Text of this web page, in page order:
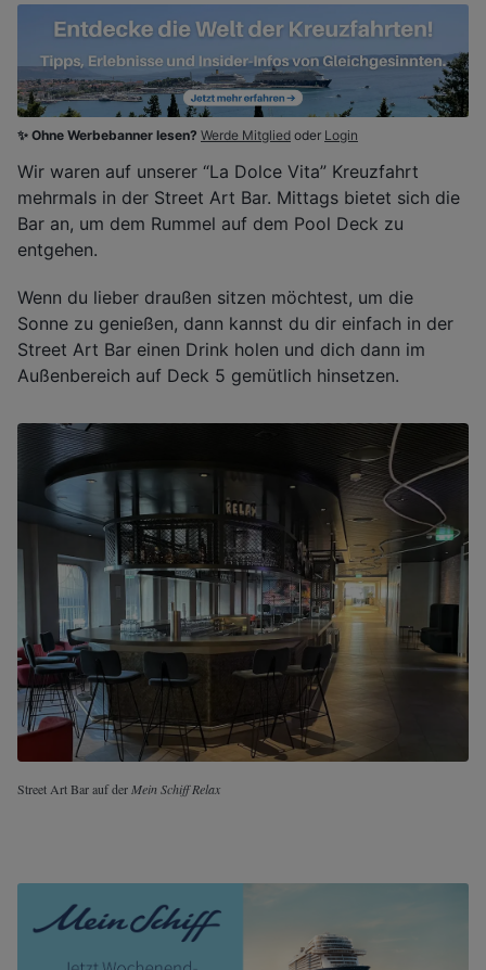
✨ Ohne Werbebanner lesen? Werde Mitglied oder Login
Wir waren auf unserer “La Dolce Vita” Kreuzfahrt
mehrmals in der Street Art Bar. Mittags bietet sich die
Bar an, um dem Rummel auf dem Pool Deck zu
entgehen.
Wenn du lieber draußen sitzen möchtest, um die
Sonne zu genießen, dann kannst du dir einfach in der
Street Art Bar einen Drink holen und dich dann im
Außenbereich auf Deck 5 gemütlich hinsetzen.
Street Art Bar auf derMein Schiff Relax